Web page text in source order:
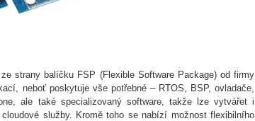
strany balíčku FSP (Flexible Software Package) od firmy
neboť poskytuje vše potřebné – RTOS, BSP, ovladače,
ale také specializovaný software, takže lze vytvářet i
služby. Kromě toho se nabízí možnost flexibilního